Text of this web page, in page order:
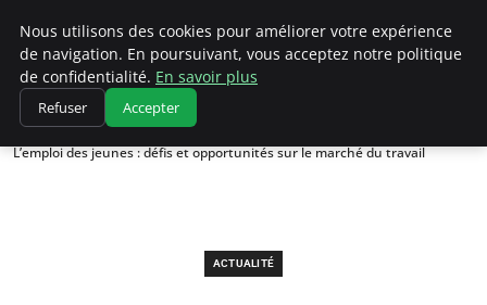
Chasseur De Tête
Accueil
Actualité
L’emploi des jeunes : défis et opportunités sur le marché du travail
ACTUALITÉ
Nous utilisons des cookies pour améliorer votre expérience
de navigation. En poursuivant, vous acceptez notre politique
de confidentialité. En savoir plus
Refuser Accepter